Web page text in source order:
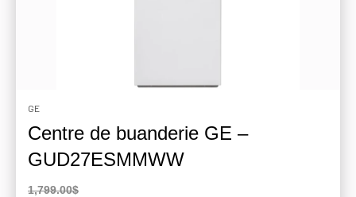
GE
Centre de buanderie GE –
GUD27ESMMWW
1,799.00$